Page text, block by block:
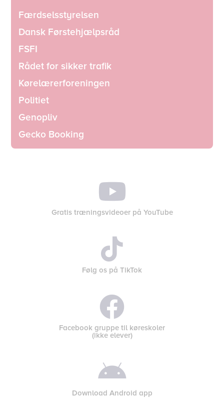
Færdselsstyrelsen
Dansk Førstehjælpsråd
FSFI
Rådet for sikker trafik
Kørelærerforeningen
Politiet
Genopliv
Gecko Booking

Gratis træningsvideoer på YouTube

Følg os på TikTok

Facebook gruppe til køreskoler
(ikke elever)

Download Android app